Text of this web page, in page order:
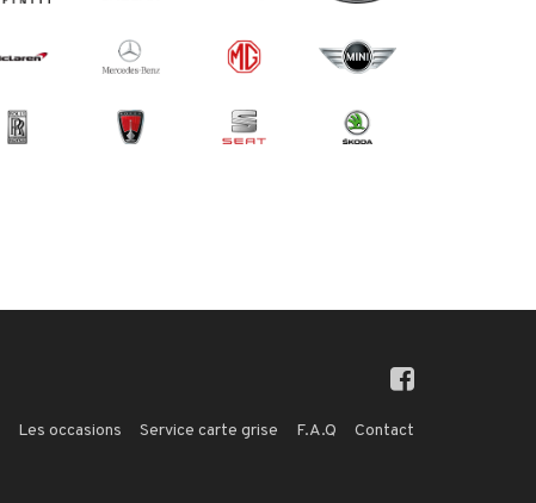
Les occasions Service carte grise F.A.Q Contact